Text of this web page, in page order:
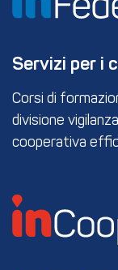
Servizi per i
Corsi di
divisione
cooperativa